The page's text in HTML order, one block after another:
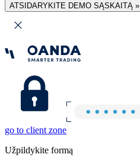
ATSIDARYKITE DEMO SĄSKAITĄ »
go to client zone
Užpildykite formą